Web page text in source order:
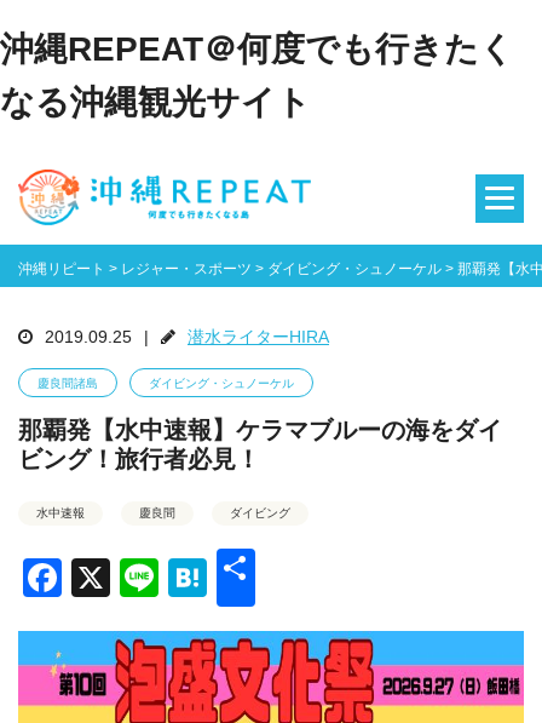
沖縄REPEAT＠何度でも行きたく
なる沖縄観光サイト
沖縄リピート > レジャー・スポーツ > ダイビング・シュノーケル > 那覇発【水
2019.09.25 | 潜水ライターHIRA
慶良間諸島 ダイビング・シュノーケル
那覇発【水中速報】ケラマブルーの海をダイ
ビング！旅行者必見！
水中速報 慶良間 ダイビング
Facebook
X LineHatena